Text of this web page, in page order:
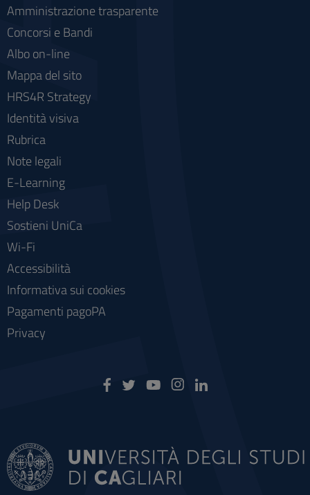
Amministrazione trasparente
Concorsi e Bandi
Albo on-line
Mappa del sito
HRS4R Strategy
Identità visiva
Rubrica
Note legali
E-Learning
Help Desk
Sostieni UniCa
Wi-Fi
Accessibilità
Informativa sui cookies
Pagamenti pagoPA
Privacy